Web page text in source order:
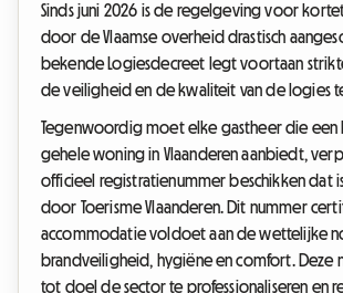
Sinds juni 2026 is de regelgeving voor
door de Vlaamse overheid drastisch
bekende Logiesdecreet legt voortaan
de veiligheid en de kwaliteit van de logies
Tegenwoordig moet elke gastheer die een
gehele woning in Vlaanderen aanbiedt,
officieel registratienummer beschikken dat
door Toerisme Vlaanderen. Dit nummer
accommodatie voldoet aan de wettelijke
brandveiligheid, hygiëne en comfort. Deze
tot doel de sector te professionaliseren en